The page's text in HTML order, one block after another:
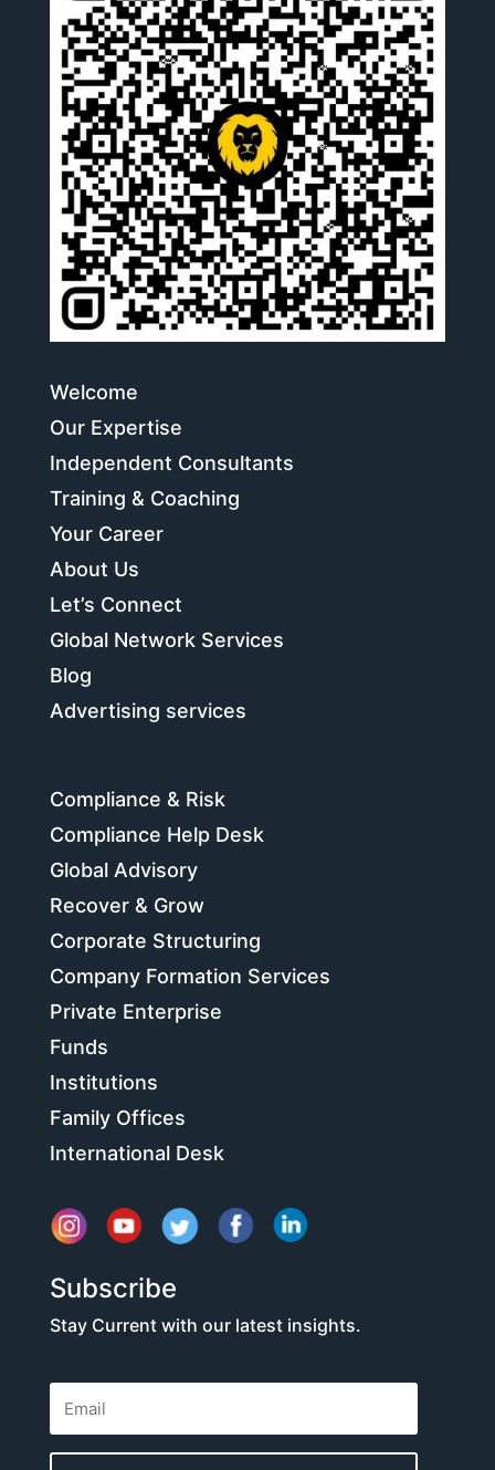
Welcome
Our Expertise
Independent Consultants
Training & Coaching
Your Career
About Us
Let’s Connect
Global Network Services
Blog
Advertising services
Compliance & Risk
Compliance Help Desk
Global Advisory
Recover & Grow
Corporate Structuring
Company Formation Services
Private Enterprise
Funds
Institutions
Family Offices
International Desk
Subscribe
Stay Current with our latest insights.